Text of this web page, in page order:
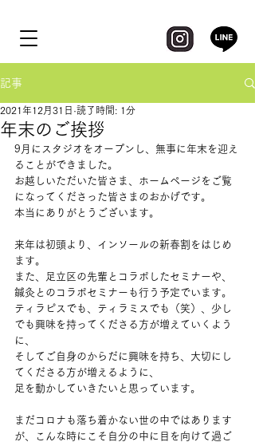
記事
年末のご挨拶
2021年12月31日 読了時間: 1分
9月にスタジオをオープンし、無事に年末を迎え
ることができました。
お越しいただいた皆さま、ホームページをご覧
になってくださった皆さまのおかげです。
本当にありがとうございます。
来年は初頭より、インソールの新春割をはじめ
ます。
また、足立区の先輩とコラボしたセミナーや、
鍼灸とのコラボセミナーも行う予定でいます。
ティラピスでも、ティラミスでも（笑）、少し
でも興味を持ってくださる方が増えていくよう
に、
そしてご自身のからだに興味を持ち、大切にし
てくださる方が増えるように、
足を動かしていきたいと思っています。
まだコロナも落ち着かない世の中ではあります
が、こんな時にこそ自分の中に目を向けて過ご